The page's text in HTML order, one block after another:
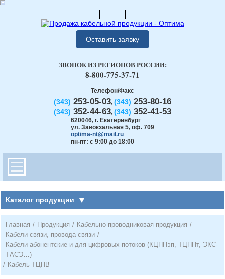
Оставить заявку
Телефон/Факс
(343) 253-05-03, (343) 253-80-16
(343) 352-44-63, (343) 352-41-53
620046, г. Екатеринбург
ул. Завокзальная 5, оф. 709
optima-nt@mail.ru
пн-пт: с 9:00 до 18:00
ЗВОНОК ИЗ РЕГИОНОВ РОССИИ:
8-800-775-37-71
Каталог продукции
Главная / Продукция / Кабельно-проводниковая продукция /
Кабели связи, провода связи /
Кабели абонентские и для цифровых потоков (КЦППэп, ТЦППт, ЭКС-
ТАСЭ…)
/ Кабель ТЦПВ